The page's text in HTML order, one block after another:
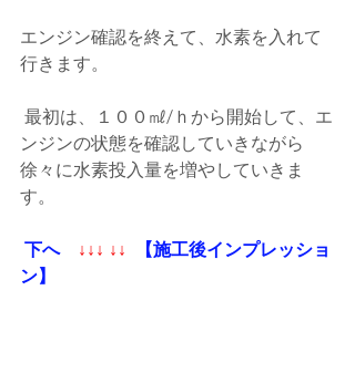
エンジン確認を終えて、水素を入れて
行きます。
ンジンの状態を確認していきながら
徐々に水素投入量を増やしていきま
す。
下へ ↓↓↓ ↓↓
【施工後インプレッショ
ン】